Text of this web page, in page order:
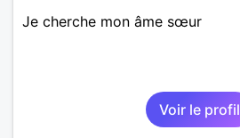
Je cherche mon âme sœur
Voir le profil